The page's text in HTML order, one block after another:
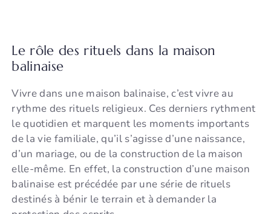
Le rôle des rituels dans la maison
balinaise
Vivre dans une maison balinaise, c’est vivre au
rythme des rituels religieux. Ces derniers rythment
le quotidien et marquent les moments importants
de la vie familiale, qu’il s’agisse d’une naissance,
d’un mariage, ou de la construction de la maison
elle-même. En effet, la construction d’une maison
balinaise est précédée par une série de rituels
destinés à bénir le terrain et à demander la